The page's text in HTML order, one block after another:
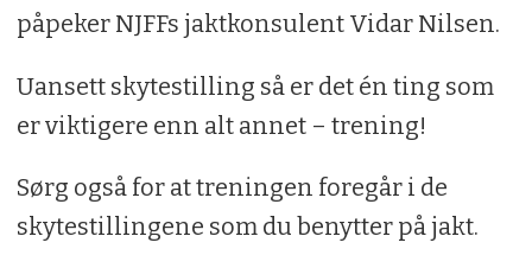
påpeker NJFFs jaktkonsulent Vidar Nilsen.
Uansett skytestilling så er det én ting som
er viktigere enn alt annet – trening!
Sørg også for at treningen foregår i de
skytestillingene som du benytter på jakt.